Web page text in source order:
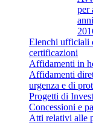
per
Elenchi ufficiali
certificazioni
Affidamenti in
Affidamenti
urgenza e di
Progetti di
Concessioni e
Atti relativi alle